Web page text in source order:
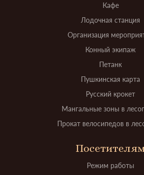
Кафе
Лодочная станция
Организация
Конный экипаж
Петанк
Пушкинская карта
Русский крокет
Мангальные зоны в
Прокат велосипедов в
Режим работы